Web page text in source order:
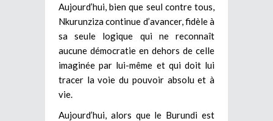
Aujourd’hui, bien que seul contre tous,
Nkurunziza continue d’avancer, fidèle à
sa seule logique qui ne reconnaît
aucune démocratie en dehors de celle
imaginée par lui-même et qui doit lui
tracer la voie du pouvoir absolu et à
vie.
Aujourd’hui, alors que le Burundi est